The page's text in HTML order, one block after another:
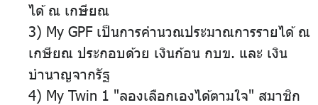
ได้ ณ เกษียณ
3) My GPF เป็นการคำนวณประมาณการรายได้ ณ
เกษียณ ประกอบด้วย เงินก้อน กบข. และ เงิน
บำนาญจากรัฐ
4) My Twin 1 "ลองเลือกเองได้ตามใจ" สมาชิก